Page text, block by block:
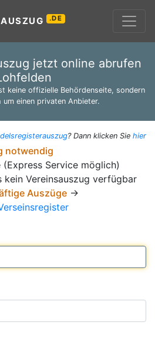
.DE
jetzt online abrufen
keine offizielle Behördenseite, sondern
einen privaten Anbieter.
? Dann klicken Sie hier
notwendig
(Express Service möglich)
kein Vereinsauszug verfügbar
Auszüge →